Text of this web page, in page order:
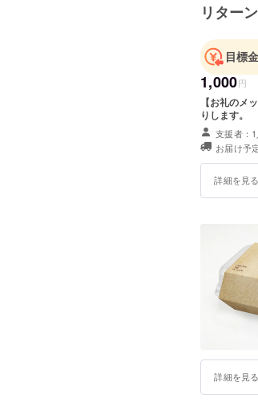
リター
目標
1,000円
【お礼のメ
りします。
支援者：
お届け予
詳細を見
詳細を見